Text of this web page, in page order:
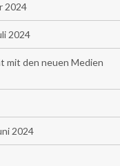
2024
2024
mit den neuen Medien
2024